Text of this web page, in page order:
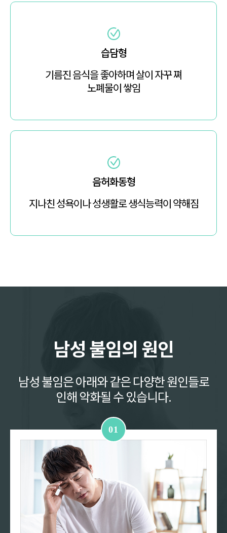
습담형
기름진 음식을 좋아하며 살이 자꾸 쪄
노폐물이 쌓임
음허화동형
지나친 성욕이나 성생활로 생식능력이 약해짐
남성 불임의 원인
남성 불임은 아래와 같은 다양한 원인들로
인해 악화될 수 있습니다.